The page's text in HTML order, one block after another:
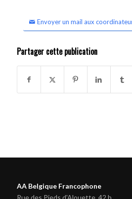
Envoyer un mail aux
Partager cette publication
AA Belgique Francophone
Rue des Pieds d'Alouette, 42 b